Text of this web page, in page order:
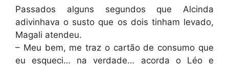
Passados alguns segundos que Alcinda
adivinhava o susto que os dois tinham levado,
Magali atendeu.
– Meu bem, me traz o cartão de consumo que
eu esqueci… na verdade… acorda o Léo e